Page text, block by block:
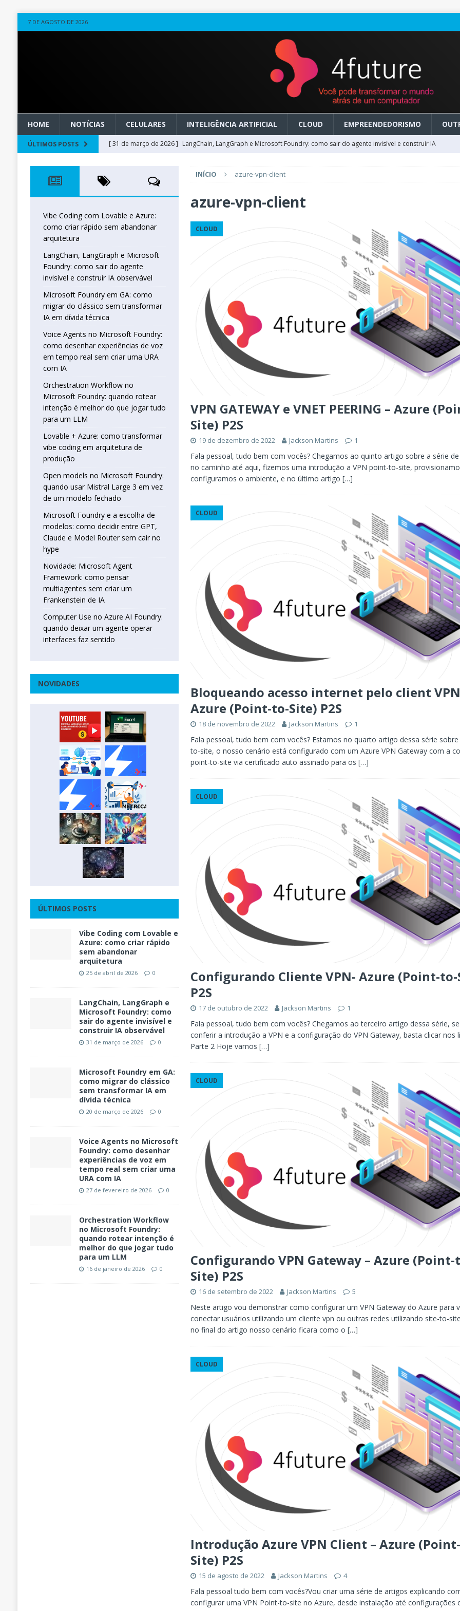
7 DE AGOSTO DE 2026
HOME NOTÍCIAS CELULARES INTELIGÊNCIA ARTIFICIAL CLOUD EMPREENDEDORISMO
ÚLTIMOS POSTS [ 31 de março de 2026 ] LangChain, LangGraph e Microsoft Foundry: como sair do agente invisível e construir IA
[ 20 de março de 2026 ]
Microsoft Foundry em GA: como migrar do clássico sem transformar IA em dívida
técnica
INTELIGÊNCIA ARTIFICIAL
[ 27 de fevereiro de 2026 ]
Voice Agents no Microsoft Foundry: como desenhar experiências de voz em tempo
real sem criar uma URA com IA
INTELIGÊNCIA ARTIFICIAL
Orchestration Workflow no Microsoft Foundry: quando rotear intenção é melhor do
que jogar tudo para um LLM
[ 25 de abril de 2026 ]
Vibe Coding com Lovable e Azure: como criar rápido sem abandonar arquitetura
INÍCIO azure-vpn-client
azure-vpn-client
CLOUD
VPN GATEWAY e VNET PEERING – Azure
Site) P2S
19 de dezembro de 2022 Jackson Martins 1
Fala pessoal, tudo bem com vocês? Chegamos ao quinto artigo sobre a série de
no caminho até aqui, fizemos uma introdução a VPN point-to-site,
configuramos o ambiente, e no último artigo[…]
CLOUD
Bloqueando acesso internet pelo client
Azure (Point-to-Site) P2S
18 de novembro de 2022 Jackson Martins 1
Fala pessoal, tudo bem com vocês? Estamos no quarto artigo dessa série
to-site, o nosso cenário está configurado com um Azure VPN Gateway com a
point-to-site via certificado auto assinado para os[…]
CLOUD
Configurando Cliente VPN- Azure (Point-
P2S
17 de outubro de 2022 Jackson Martins 1
Fala pessoal, tudo bem com vocês? Chegamos ao terceiro artigo dessa série,
conferir a introdução a VPN e a configuração do VPN Gateway, basta clicar nos
Parte 2 Hoje vamos[…]
CLOUD
Configurando VPN Gateway – Azure (Point-
Site) P2S
16 de setembro de 2022 Jackson Martins 5
Neste artigo vou demonstrar como configurar um VPN Gateway do Azure para
conectar usuários utilizando um cliente vpn ou outras redes utilizando site-to-
no final do artigo nosso cenário ficara como o[…]
CLOUD
Introdução Azure VPN Client – Azure
Site) P2S
15 de agosto de 2022 Jackson Martins 4
Fala pessoal tudo bem com vocês?Vou criar uma série de artigos explicando
configurar uma VPN Point-to-site no Azure, desde instalação até configurações
Vibe Coding com Lovable e Azure:
como criar rápido sem abandonar
arquitetura
LangChain, LangGraph e Microsoft
Foundry: como sair do agente
invisível e construir IA observável
Microsoft Foundry em GA: como
migrar do clássico sem transformar
IA em dívida técnica
Voice Agents no Microsoft Foundry:
como desenhar experiências de voz
em tempo real sem criar uma URA
com IA
Orchestration Workflow no
Microsoft Foundry: quando rotear
intenção é melhor do que jogar tudo
para um LLM
Lovable + Azure: como transformar
vibe coding em arquitetura de
produção
Open models no Microsoft Foundry:
quando usar Mistral Large 3 em vez
de um modelo fechado
Microsoft Foundry e a escolha de
modelos: como decidir entre GPT,
Claude e Model Router sem cair no
hype
Novidade: Microsoft Agent
Framework: como pensar
multiagentes sem criar um
Frankenstein de IA
Computer Use no Azure AI Foundry:
quando deixar um agente operar
interfaces faz sentido
NOVIDADES
ÚLTIMOS POSTS
Vibe Coding com Lovable e
Azure: como criar rápido
sem abandonar
arquitetura
25 de abril de 2026 0
LangChain, LangGraph e
Microsoft Foundry: como
sair do agente invisível e
construir IA observável
31 de março de 2026 0
Microsoft Foundry em GA:
como migrar do clássico
sem transformar IA em
dívida técnica
20 de março de 2026 0
Voice Agents no Microsoft
Foundry: como desenhar
experiências de voz em
tempo real sem criar uma
URA com IA
27 de fevereiro de 2026 0
Orchestration Workflow
no Microsoft Foundry:
quando rotear intenção é
melhor do que jogar tudo
para um LLM
16 de janeiro de 2026 0